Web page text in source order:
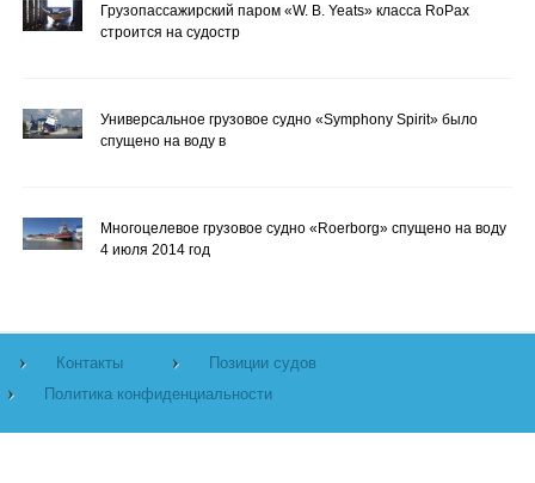
Грузопассажирский паром «W. B. Yeats» класса RoPax
строится на судостр
Универсальное грузовое судно «Symphony Spirit» было
спущено на воду в
Многоцелевое грузовое судно «Roerborg» спущено на воду
4 июля 2014 год
Контакты
Позиции судов
Политика конфиденциальности